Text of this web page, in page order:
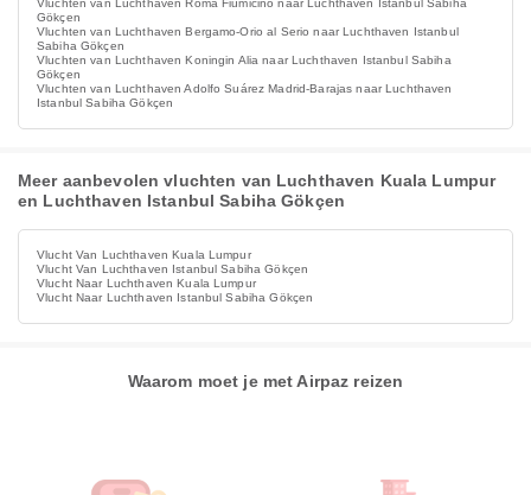
Vluchten van Luchthaven Roma Fiumicino naar Luchthaven Istanbul Sabiha
Gökçen
Vluchten van Luchthaven Bergamo-Orio al Serio naar Luchthaven Istanbul
Sabiha Gökçen
Vluchten van Luchthaven Koningin Alia naar Luchthaven Istanbul Sabiha
Gökçen
Vluchten van Luchthaven Adolfo Suárez Madrid-Barajas naar Luchthaven
Istanbul Sabiha Gökçen
Meer aanbevolen vluchten van Luchthaven Kuala Lumpur
en Luchthaven Istanbul Sabiha Gökçen
Vlucht Van Luchthaven Kuala Lumpur
Vlucht Van Luchthaven Istanbul Sabiha Gökçen
Vlucht Naar Luchthaven Kuala Lumpur
Vlucht Naar Luchthaven Istanbul Sabiha Gökçen
Waarom moet je met Airpaz reizen